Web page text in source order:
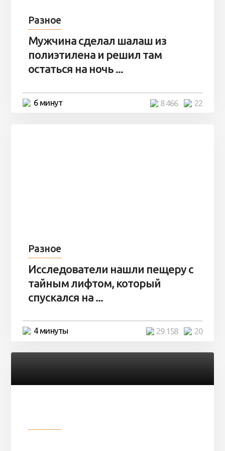
Разное
Мужчина сделал шалаш из
полиэтилена и решил там
остаться на ночь ...
6 минут 22
8 466
Разное
Исследователи нашли пещеру с
тайным лифтом, который
спускался на ...
4 минуты 20
29 158